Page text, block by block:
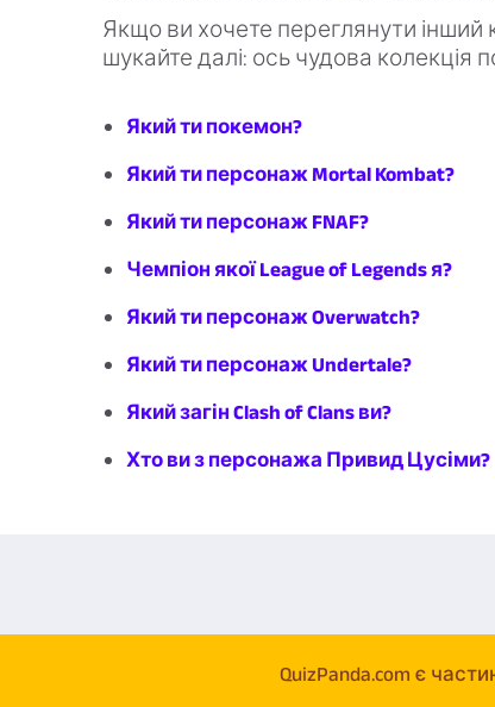
Якщо ви хочете переглянути інший
шукайте далі: ось чудова колекція
Який ти покемон?
Який ти персонаж Mortal Kombat?
Який ти персонаж FNAF?
Чемпіон якої League of Legends я?
Який ти персонаж Overwatch?
Який ти персонаж Undertale?
Який загін Clash of Clans ви?
Хто ви з персонажа Привид Цусіми?
QuizPanda.com є